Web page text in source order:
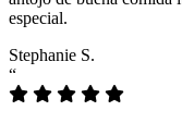
especial.
Stephanie S.
“